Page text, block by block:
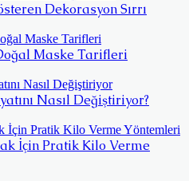
Dekorasyon Sırrı
Maske Tarifleri
Nasıl Değiştiriyor?
İçin Pratik Kilo Verme